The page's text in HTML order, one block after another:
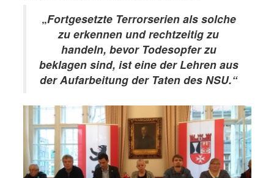
„Fortgesetzte Terrorserien als solche
zu erkennen und rechtzeitig zu
handeln, bevor Todesopfer zu
beklagen sind, ist eine der Lehren aus
der Aufarbeitung der Taten des NSU.“